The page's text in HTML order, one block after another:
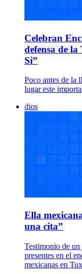
Celebran
defensa de
Si”
Poco antes de la
lugar este
dios
Ella
una cita”
Testimonio de
presentes en el
mexicanas en